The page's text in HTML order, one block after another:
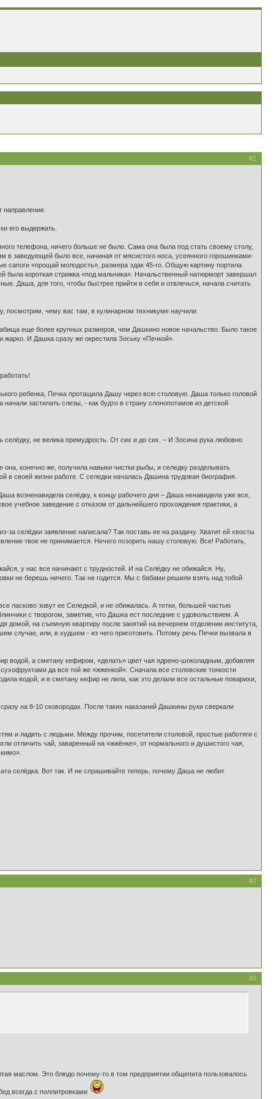
#1
его выдержать.
телефона, ничего больше не было. Сама она была под стать своему столу,
заведующей было все, начиная от мясистого носа, усеянного горошинками-
сапоги «прощай молодость», размера эдак 45-го. Общую картину портила
короткая стрижка «под мальчика». Начальственный натюрморт завершал
Даша, для того, чтобы быстрее прийти в себя и отвлечься, начала считать
посмотрим, чему вас там, в кулинарном техникуме научили.
еще более крупных размеров, чем Дашкино новое начальство. Было такое
И Дашка сразу же окрестила Зоську «Печкой».
ребенка, Печка протащила Дашу через всю столовую. Даша только головой
застилать слезы, - как будто в страну слонопотамов из детской
не велика премудрость. От сих и до сих. – И Зосина рука любовно
конечно же, получила навыки чистки рыбы, и селедку разделывать
своей жизни работе. С селедки началась Дашина трудовая биография.
возненавидела селёдку, к концу рабочего дня – Даша ненавидела уже все,
учебное заведение с отказом от дальнейшего прохождения практики, а
селёдки заявление написала? Так поставь ее на раздачу. Хватит ей хвосты
твое не принимается. Нечего позорить нашу столовую. Все! Работать,
у нас все начинают с трудностей. И на Селёдку не обижайся. Ну,
не берешь ничего. Так не годится. Мы с бабами решили взять над тобой
ласково зовут ее Селедкой, и не обижалась. А тетки, большей частью
с творогом, заметив, что Дашка ест последние с удовольствием. А
домой, на съемную квартиру после занятий на вечернем отделении института,
случае, или, в худшем - из чего приготовить. Потому речь Печки вызвала в
водой, а сметану кефиром, «делать» цвет чая ядрено-шоколадным, добавляя
да все той же «жженкой». Сначала все столовские тонкости
водой, и в сметану кефир не лила, как это делали все остальные поварихи,
на 8-10 сковородах. После таких наказаний Дашкины руки сверкали
и ладить с людьми. Между прочим, посетители столовой, простые работяги с
отличить чай, заваренный на «жжёнке», от нормального и душистого чая,
селёдка. Вот так. И не спрашивайте теперь, почему Даша не любит
#2
#3
маслом. Это блюдо почему-то в том предприятии общепита пользовалось
всегда с поллитровками